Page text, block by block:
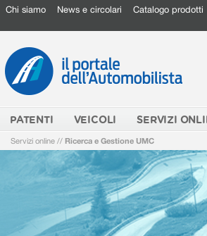
Chi siamo News e circolari Catalogo prodotti
PATENTI VEICOLI SERVIZI
Servizi online // Ricerca e Gestione UMC